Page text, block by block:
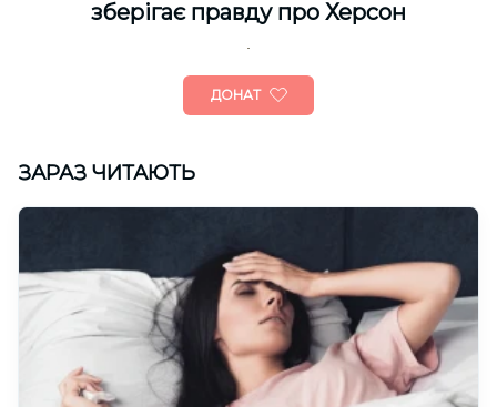
зберігає правду про Херсон
ДОНАТ
ЗАРАЗ ЧИТАЮТЬ